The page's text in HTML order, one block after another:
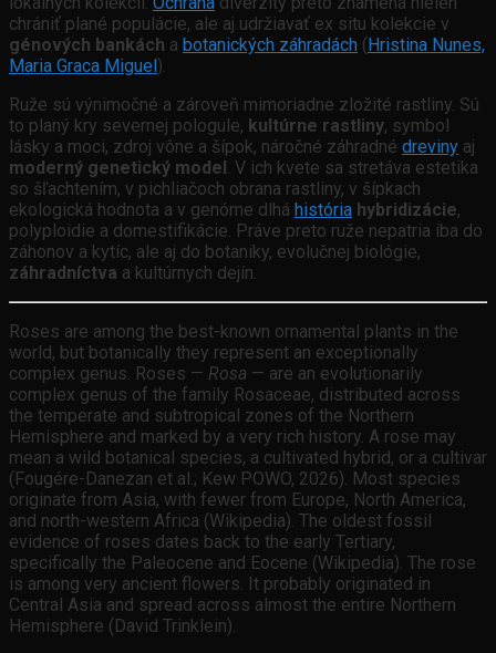
chrániť plané populácie, ale aj udržiavať ex situ kolekcie v
génových bankách a botanických záhradách ( Hristina Nunes,
Maria Graca Miguel ).
Ruže sú výnimočné a zároveň mimoriadne zložité rastliny. Sú
to planý kry severnej pologule, kultúrne rastliny, symbol
lásky a moci, zdroj vône a šípok, náročné záhradné dreviny aj
moderný genetický model . V ich kvete sa stretáva estetika
so šľachtením, v pichliačoch obrana rastliny, v šípkach
ekologická hodnota a v genóme dlhá história hybridizácie,
polyploidie a domestifikácie. Práve preto ruže nepatria iba do
záhonov a kytíc, ale aj do botaniky, evolučnej biológie,
záhradníctva a kultúrnych dejín.
Roses are among the best-known ornamental plants in the
world, but botanically they represent an exceptionally
complex genus. Roses — Rosa — are an evolutionarily
complex genus of the family Rosaceae, distributed across
the temperate and subtropical zones of the Northern
Hemisphere and marked by a very rich history. A rose may
mean a wild botanical species, a cultivated hybrid, or a cultivar
(Fougére-Danezan et al.; Kew POWO, 2026). Most species
originate from Asia, with fewer from Europe, North America,
and north-western Africa (Wikipedia). The oldest fossil
evidence of roses dates back to the early Tertiary,
specifically the Paleocene and Eocene (Wikipedia). The rose
is among very ancient flowers. It probably originated in
Central Asia and spread across almost the entire Northern
Hemisphere (David Trinklein).